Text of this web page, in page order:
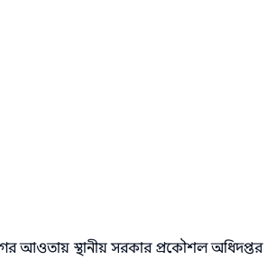
আওতায় স্থানীয় সরকার প্রকৌশল অধিদপ্তর